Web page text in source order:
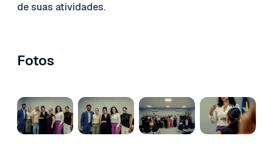
de suas atividades.
Fotos